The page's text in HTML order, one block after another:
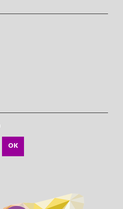
OK